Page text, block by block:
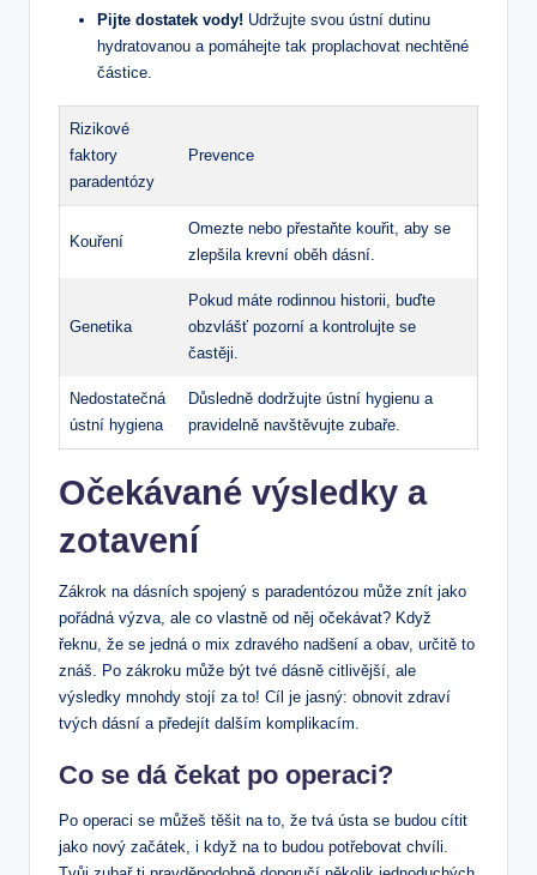
Pijte dostatek vody! Udržujte svou ústní dutinu
hydratovanou a pomáhejte tak proplachovat nechtěné
částice.
Rizikové
faktory
paradentózy
Prevence
Kouření
Omezte nebo přestaňte kouřit, aby se
zlepšila krevní oběh dásní.
Genetika
Pokud máte rodinnou historii, buďte
obzvlášť pozorní a kontrolujte se
častěji.
Nedostatečná
ústní hygiena
Důsledně dodržujte ústní hygienu a
pravidelně navštěvujte zubaře.
Očekávané výsledky a
zotavení
Zákrok na dásních spojený s paradentózou může znít jako
pořádná výzva, ale co vlastně od něj očekávat? Když
řeknu, že se jedná o mix zdravého nadšení a obav, určitě to
znáš. Po zákroku může být tvé dásně citlivější, ale
výsledky mnohdy stojí za to! Cíl je jasný: obnovit zdraví
tvých dásní a předejít dalším komplikacím.
Co se dá čekat po operaci?
Po operaci se můžeš těšit na to, že tvá ústa se budou cítit
jako nový začátek, i když na to budou potřebovat chvíli.